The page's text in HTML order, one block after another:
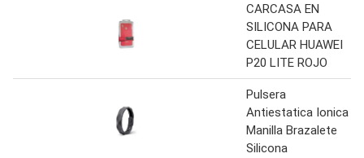
CARCASA EN
SILICONA PARA
CELULAR HUAWEI
P20 LITE ROJO
Pulsera
Antiestatica Ionica
Manilla Brazalete
Silicona